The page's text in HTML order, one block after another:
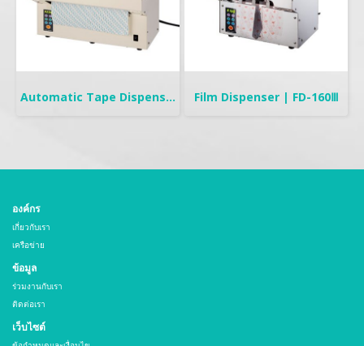
Automatic Tape Dispenser | XCUT-300 Film Dispenser | FD-160Ⅲ
องค์กร
เกี่ยวกับเรา
เครือข่าย
ข้อมูล
ร่วมงานกับเรา
ติดต่อเรา
เว็บไซต์